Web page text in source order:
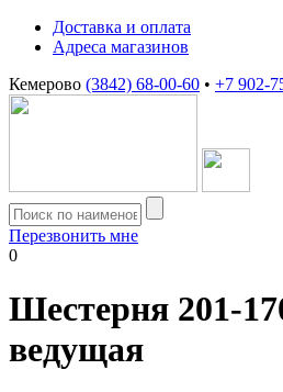
Доставка и оплата
Адреса магазинов
Кемерово (3842) 68-00-60 • +7 902-
Перезвонить мне
0
Шестерня 201-
ведущая